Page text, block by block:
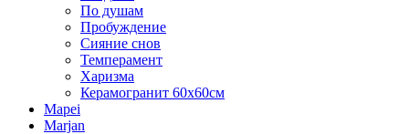
По душам
Пробуждение
Сияние снов
Темперамент
Харизма
Керамогранит 60х60см
Mapei
Marjan